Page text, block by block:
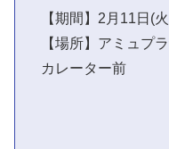
【期間】2月11日(
【場所】アミュプ
カレーター前